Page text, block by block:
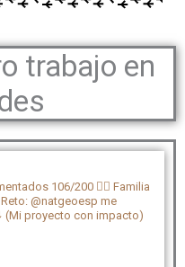
trabajo en
106/200 🏴‍☠️ Familia
@natgeoesp me
(Mi proyecto con impacto)